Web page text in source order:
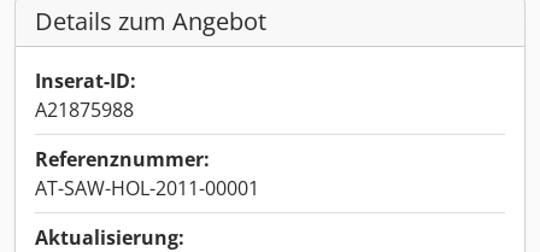
Details zum Angebot
Inserat-ID:
A21875988
Referenznummer:
AT-SAW-HOL-2011-00001
Aktualisierung: